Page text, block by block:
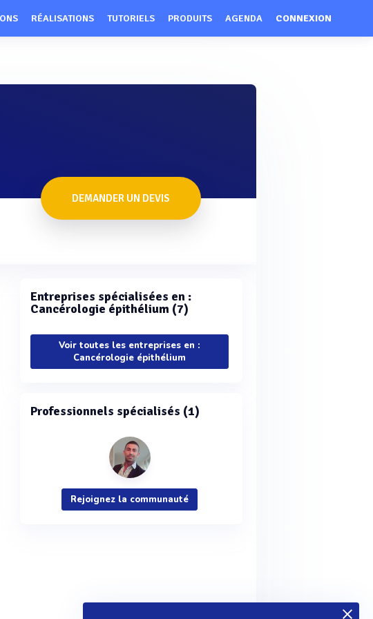
RÉALISATIONS TUTORIELS PRODUITS AGENDA CONNEXION
DEMANDER UN DEVIS
Entreprises spécialisées en :
Cancérologie épithélium (7)
Voir toutes les entreprises en :
Cancérologie épithélium
Professionnels spécialisés (1)
Rejoignez la communauté